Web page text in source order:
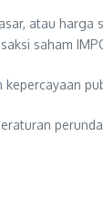
atau harga
saham